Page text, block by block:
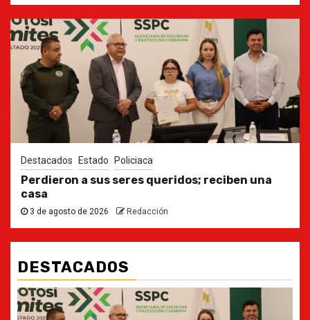
Destacados Estado Policiaca
Perdieron a sus seres queridos; reciben una
casa
3 de agosto de 2026 Redacción
DESTACADOS